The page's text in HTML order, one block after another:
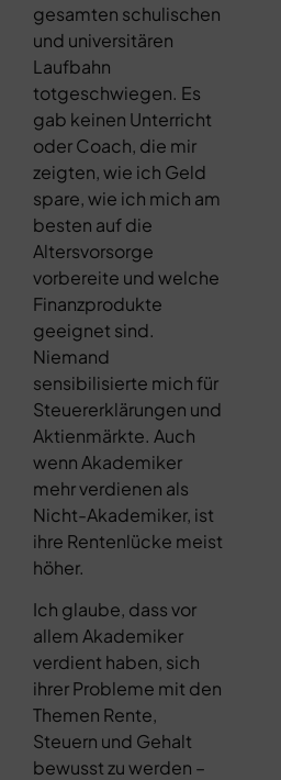
gesamten schulischen
und universitären
Laufbahn
totgeschwiegen. Es
gab keinen Unterricht
oder Coach, die mir
zeigten, wie ich Geld
spare, wie ich mich am
besten auf die
Altersvorsorge
vorbereite und welche
Finanzprodukte
geeignet sind.
Niemand
sensibilisierte mich für
Steuererklärungen und
Aktienmärkte. Auch
wenn Akademiker
mehr verdienen als
Nicht-Akademiker, ist
ihre Rentenlücke meist
höher.
Ich glaube, dass vor
allem Akademiker
verdient haben, sich
ihrer Probleme mit den
Themen Rente,
Steuern und Gehalt
bewusst zu werden –